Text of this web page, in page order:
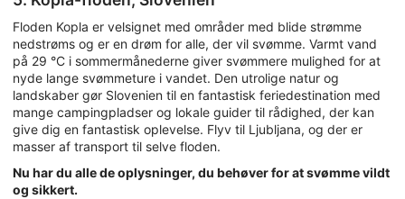
Floden Kopla er velsignet med områder med blide strømme
nedstrøms og er en drøm for alle, der vil svømme. Varmt vand
på 29 °C i sommermånederne giver svømmere mulighed for at
nyde lange svømmeture i vandet. Den utrolige natur og
landskaber gør Slovenien til en fantastisk feriedestination med
mange campingpladser og lokale guider til rådighed, der kan
give dig en fantastisk oplevelse. Flyv til Ljubljana, og der er
masser af transport til selve floden.
Nu har du alle de oplysninger, du behøver for at svømme vildt
og sikkert.